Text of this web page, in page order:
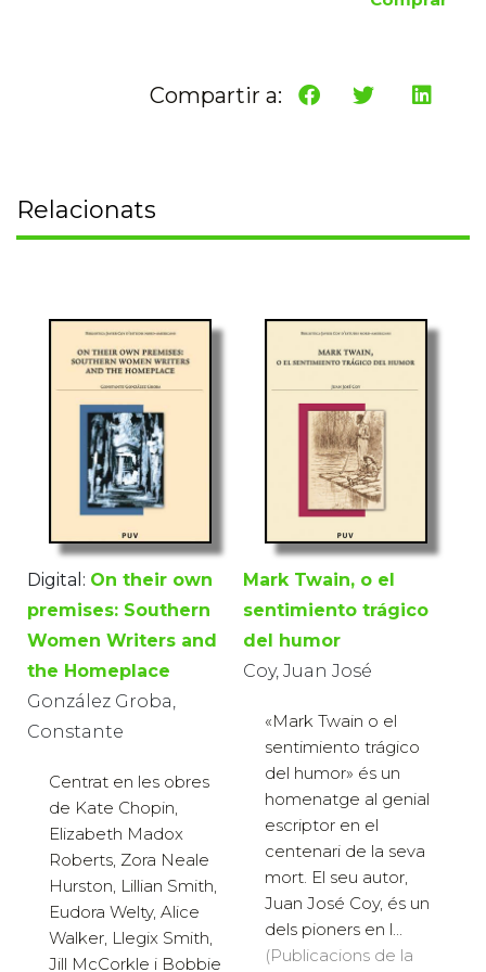
Compartir a:
Relacionats
Digital: On their own
premises: Southern
Women Writers and
the Homeplace
González Groba,
Constante
Centrat en les obres
de Kate Chopin,
Elizabeth Madox
Roberts, Zora Neale
Hurston, Lillian Smith,
Eudora Welty, Alice
Walker, Llegix Smith,
Jill McCorkle i Bobbie
Mark Twain, o el
sentimiento trágico
del humor
Coy, Juan José
«Mark Twain o el
sentimiento trágico
del humor» és un
homenatge al genial
escriptor en el
centenari de la seva
mort. El seu autor,
Juan José Coy, és un
dels pioners en l...
(Publicacions de la